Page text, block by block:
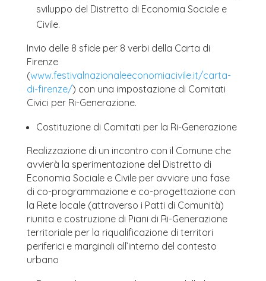
sviluppo del Distretto di Economia Sociale e
Civile.
Invio delle 8 sfide per 8 verbi della Carta di
Firenze
(www.festivalnazionaleeconomiacivile.it/carta-
di-firenze/) con una impostazione di Comitati
Civici per Ri-Generazione.
Costituzione di Comitati per la Ri-Generazione
Realizzazione di un incontro con il Comune che
avvierà la sperimentazione del Distretto di
Economia Sociale e Civile per avviare una fase
di co-programmazione e co-progettazione con
la Rete locale (attraverso i Patti di Comunità)
riunita e costruzione di Piani di Ri-Generazione
territoriale per la riqualificazione di territori
periferici e marginali all’interno del contesto
urbano